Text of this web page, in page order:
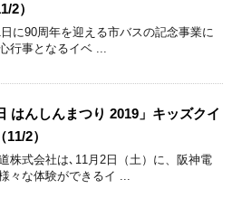
2）
に90周年を迎える市バスの記念事業に
行事となるイベ ...
はんしんまつり 2019」キッズクイ
2）
株式会社は､11月2日（土）に、阪神電
々な体験ができるイ ...